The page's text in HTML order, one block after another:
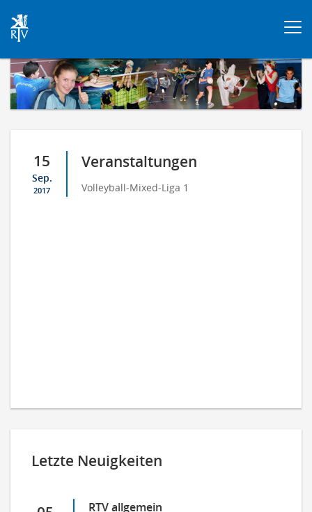
15
Sep.
2017
Veranstaltungen
Volleyball-Mixed-Liga 1
Letzte Neuigkeiten
RTV allgemein